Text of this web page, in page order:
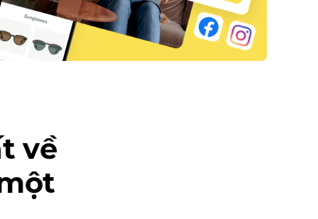
về